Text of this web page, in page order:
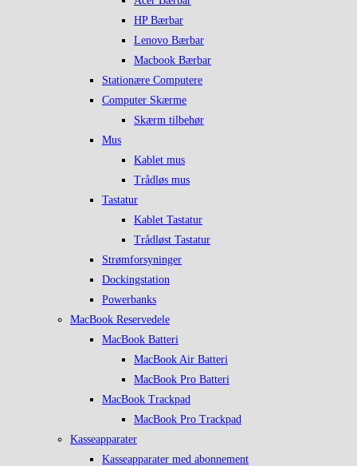
HP Bærbar
Lenovo Bærbar
Macbook Bærbar
Stationære Computere
Computer Skærme
Skærm tilbehør
Mus
Kablet mus
Trådløs mus
Tastatur
Kablet Tastatur
Trådløst Tastatur
Strømforsyninger
Dockingstation
Powerbanks
MacBook Reservedele
MacBook Batteri
MacBook Air Batteri
MacBook Pro Batteri
MacBook Trackpad
MacBook Pro Trackpad
Kasseapparater
Kasseapparater med abonnement